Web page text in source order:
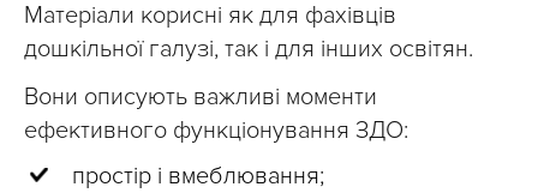
Матеріали корисні як для фахівців
дошкільної галузі, так і для інших освітян.
Вони описують важливі моменти
ефективного функціонування ЗДО:
простір і вмеблювання;